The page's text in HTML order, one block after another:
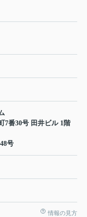
7番30号 田井ビル 1階
号
情報の見方